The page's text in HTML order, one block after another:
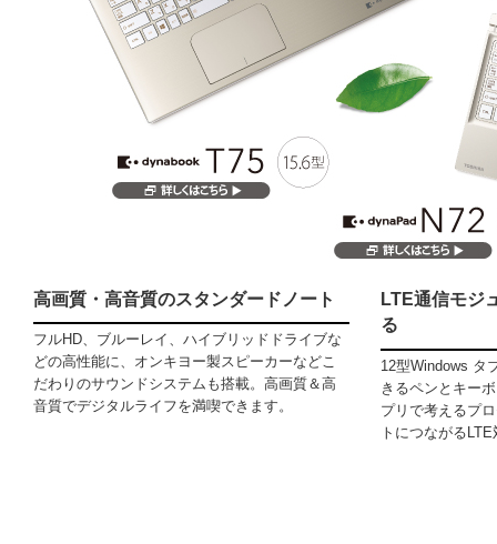
高画質・高音質のスタンダードノート
フルHD、ブルーレイ、ハイブリッドドライブな
どの高性能に、オンキヨー製スピーカーなどこ
だわりのサウンドシステムも搭載。高画質＆高
音質でデジタルライフを満喫できます。
LTE通信モジ
る
12型Windows タ
きるペンとキー
プリで考えるプ
トにつながる